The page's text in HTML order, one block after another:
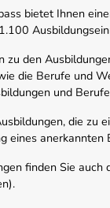
bietet Ihnen
zu den
die Berufe und
und
die zu
eines anerkannten
finden Sie